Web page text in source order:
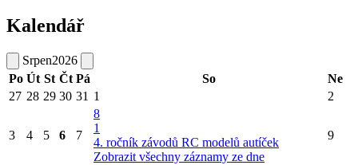
Kalendář
Srpen2026
Po Út St Čt Pá So
Ne
27 28 29 30 31 1 2
3 4 5 6 7
8
1
4. ročník závodů RC modelů autíček
Zobrazit všechny záznamy ze dne
9